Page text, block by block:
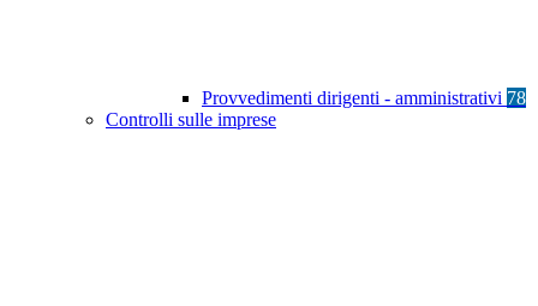
Provvedimenti dirigenti - amministrativi 78
Controlli sulle imprese